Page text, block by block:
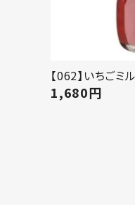
【062】いちご
1,680円